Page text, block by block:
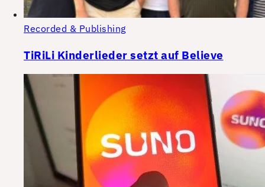
Recorded & Publishing
TiRiLi Kinderlieder setzt auf Believe